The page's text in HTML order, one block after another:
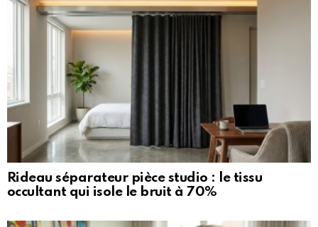
Rideau séparateur pièce studio : le tissu
occultant qui isole le bruit à 70%